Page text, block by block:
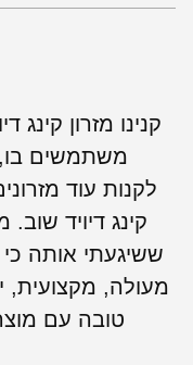
משתמשים
לקנות עוד
קינג דיויד
ששיגעתי אותה כי
מעולה, מקצועית,
טובה עם